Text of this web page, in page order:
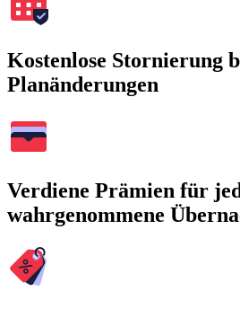
Kostenlose Stornierung
Planänderungen
Verdiene Prämien für
wahrgenommene